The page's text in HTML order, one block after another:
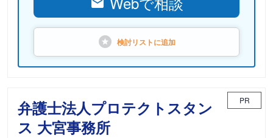
検討リストに追加
弁護士法人プロテクトスタン
ス 大宮事務所
PR